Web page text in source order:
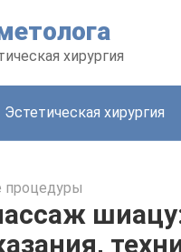
хирургия
Эстетическая хирургия
процедуры